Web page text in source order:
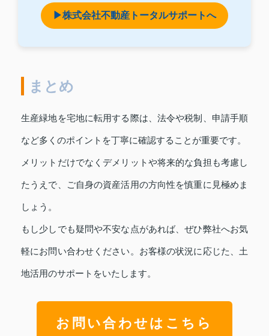
▶株式会社不動産トータルサポートへ
まとめ
生産緑地を宅地に転用する際は、法令や税制、申請手順
など多くのポイントを丁寧に確認することが重要です。
メリットだけでなくデメリットや将来的な負担も考慮し
たうえで、ご自身の資産活用の方向性を慎重に見極めま
しょう。
もし少しでも疑問や不安な点があれば、ぜひ弊社へお気
軽にお問い合わせください。お客様の状況に応じた、土
地活用のサポートをいたします。
お問い合わせはこちら